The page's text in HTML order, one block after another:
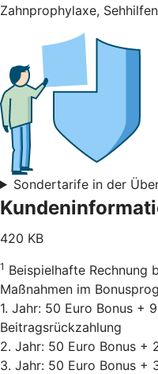
Zahnprophylaxe,
Sondertarife in der
420 KB
1 Beispielhafte Rechnung
Maßnahmen im
1. Jahr: 50 Euro Bonus +
Beitragsrückzahlung
2. Jahr: 50 Euro Bonus +
3. Jahr: 50 Euro Bonus +